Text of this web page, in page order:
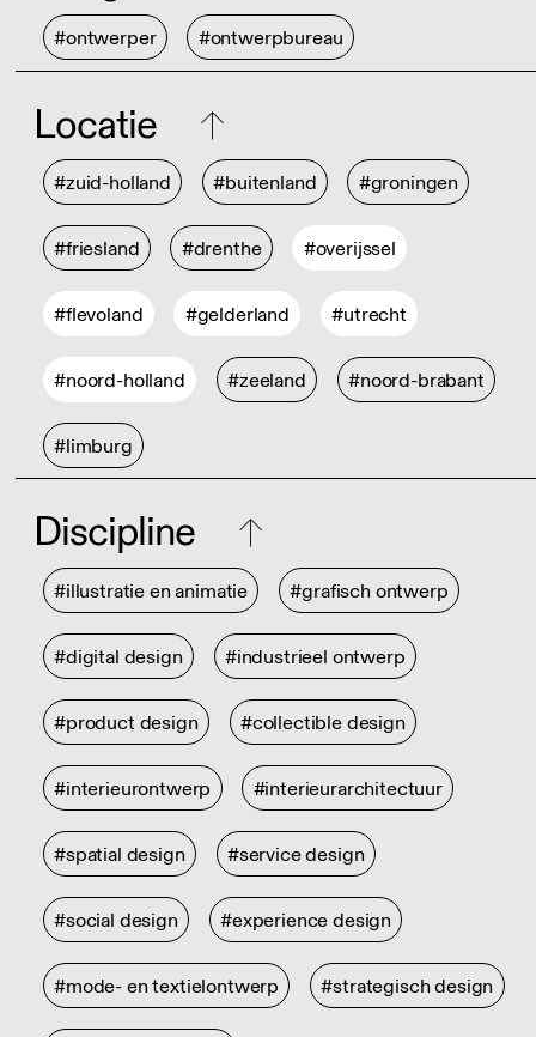
#ontwerper #ontwerpbureau
Locatie
#zuid-holland #buitenland #groningen
#friesland #drenthe #overijssel
#flevoland #gelderland #utrecht
#noord-holland #zeeland #noord-brabant
#limburg
Discipline
#illustratie en animatie #grafisch ontwerp
#digital design #industrieel ontwerp
#product design #collectible design
#interieurontwerp #interieurarchitectuur
#spatial design #service design
#social design #experience design
#mode- en textielontwerp #strategisch design